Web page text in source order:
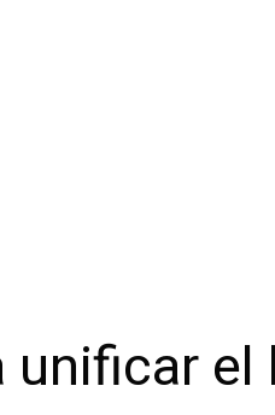
unificar el